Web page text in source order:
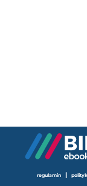
regulamin |